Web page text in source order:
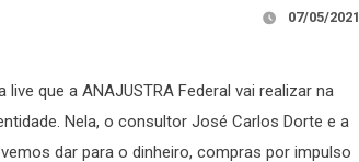
07/05/2021
que a ANAJUSTRA Federal vai realizar na
Nela, o consultor José Carlos Dorte e a
dar para o dinheiro, compras por impulso